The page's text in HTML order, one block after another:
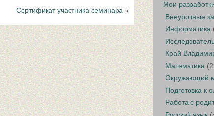
Сертификат участника семинара »
Мои разработки
Внеурочные
Информатика
Край
Математика
Окружающий
Подготовка к
Работа с